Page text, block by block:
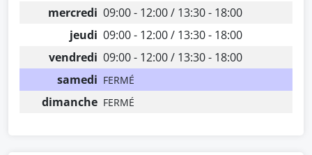
mercredi 09:00 - 12:00 / 13:30 - 18:00
jeudi 09:00 - 12:00 / 13:30 - 18:00
vendredi 09:00 - 12:00 / 13:30 - 18:00
samedi FERMÉ
dimanche FERMÉ